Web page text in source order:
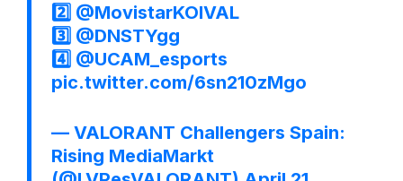
2️⃣ @MovistarKOIVAL
3️⃣ @DNSTYgg
4️⃣ @UCAM_esports
pic.twitter.com/6sn210zMgo
— VALORANT Challengers Spain:
Rising MediaMarkt